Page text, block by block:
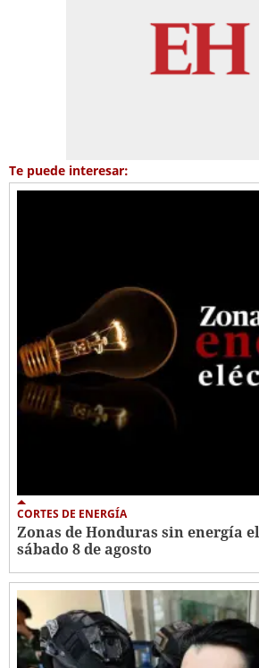
Te puede interesar:
CORTES DE ENERGÍA
Zonas de Honduras sin energía
sábado 8 de agosto